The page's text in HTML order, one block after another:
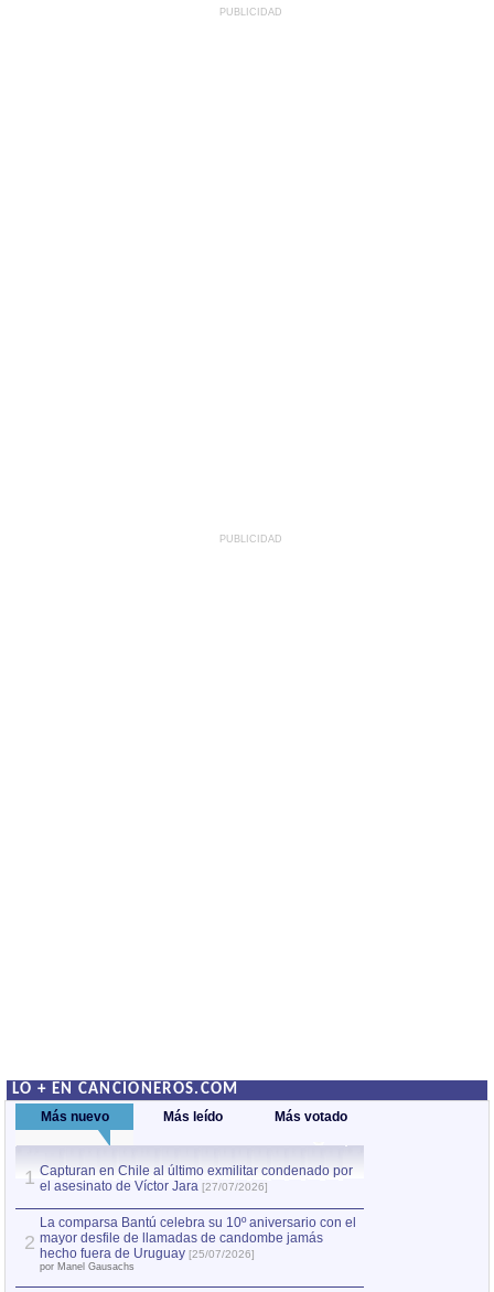
PUBLICIDAD
PUBLICIDAD
LO + EN CANCIONEROS.COM
Más nuevo Más leído Más votado
1 Capturan en Chile al último exmilitar condenado por
el asesinato de Víctor Jara [27/07/2026]
2
La comparsa Bantú celebra su 10º aniversario con el
mayor desfile de llamadas de candombe jamás
hecho fuera de Uruguay [25/07/2026]
por Manel Gausachs